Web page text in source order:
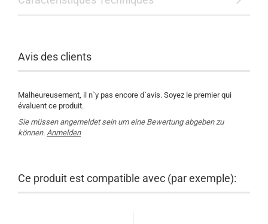
Avis des clients
Malheureusement, il n`y pas encore d`avis. Soyez le premier qui
évaluent ce produit.
Sie müssen angemeldet sein um eine Bewertung abgeben zu
können. Anmelden
Ce produit est compatible avec (par exemple):